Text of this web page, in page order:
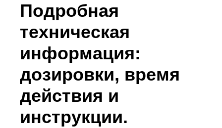
Подробная
техническая
информация:
дозировки, время
действия и
инструкции.